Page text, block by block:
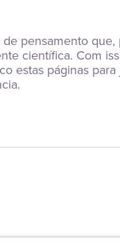
pensamento
científica. Com
estas páginas